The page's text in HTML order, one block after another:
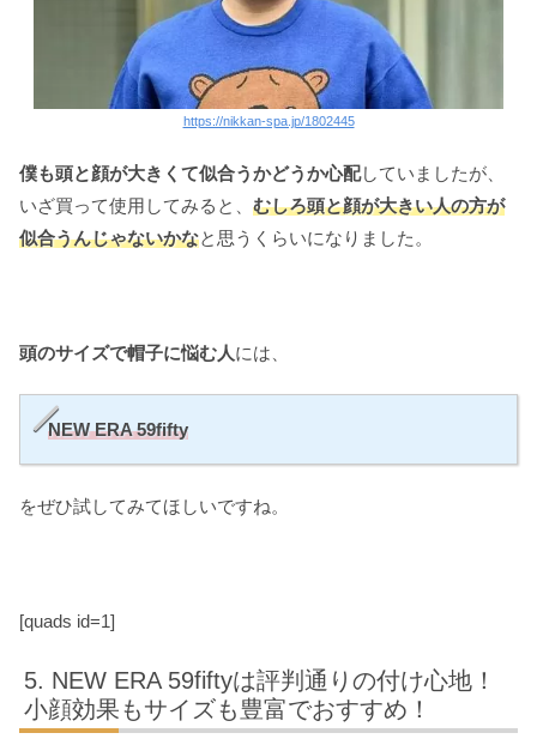
https://nikkan-spa.jp/1802445
僕も頭と顔が大きくて似合うかどうか心配していましたが、
いざ買って使用してみると、 むしろ頭と顔が大きい人の方が
似合うんじゃないかなと思うくらいになりました。
頭のサイズで帽子に悩む人には、
NEW ERA 59fifty
をぜひ試してみてほしいですね。
[quads id=1]
NEW ERA 59fiftyは評判通りの付け心地！
小顔効果もサイズも豊富でおすすめ！